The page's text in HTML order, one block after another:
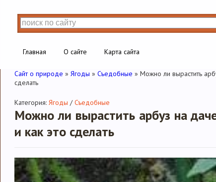
Главная О сайте Карта сайта
Сайт о природе » Ягоды » Съедобные » Можно ли вырастить
сделать
Категория: Ягоды /Съедобные
Можно ли вырастить арбуз на
и как это сделать